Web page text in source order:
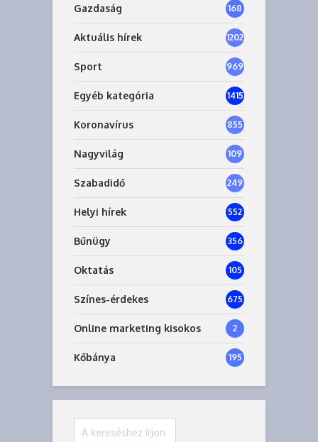
Gazdaság
168
7
Aktuális hírek 1202
Sport 969
Egyéb kategória 1415
Koronavírus 855
Nagyvilág
109
8
Szabadidő 249
Helyi hírek 552
Bűnügy 356
Oktatás 105
Színes-érdekes 675
Online marketing kisokos 2
Kőbánya 195